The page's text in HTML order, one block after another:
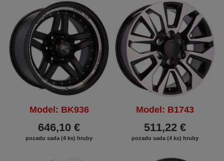
Model: BK936
646,10 €
pozadu sada (4 ks) hruby
Model: B1743
511,22 €
pozadu sada (4 ks) hruby